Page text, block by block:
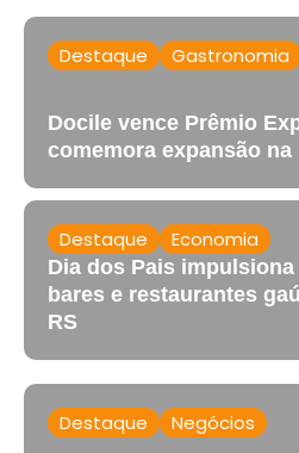
Destaque Gastronomia
Docile vence Prêmio
comemora expansão
Destaque Economia
Dia dos Pais
bares e restaurantes
RS
Destaque Negócios